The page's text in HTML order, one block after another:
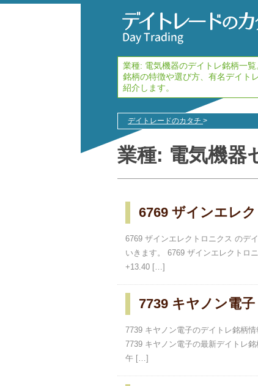
業種: 電気機器のデイトレ銘柄一
銘柄の特徴や選び方、有名デイト
紹介します。
デイトレードのカタチ >
業種: 電気機器
6769 ザインエレ
6769 ザインエレクトロニクス のデ
いきます。 6769 ザインエレクトロ
+13.40 […]
7739 キヤノン電子
7739 キヤノン電子のデイトレ銘柄
7739 キヤノン電子の最新デイトレ
午 […]